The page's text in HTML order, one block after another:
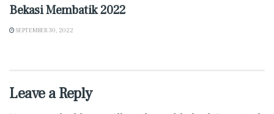
Bekasi Membatik 2022
SEPTEMBER 30, 2022
Leave a Reply